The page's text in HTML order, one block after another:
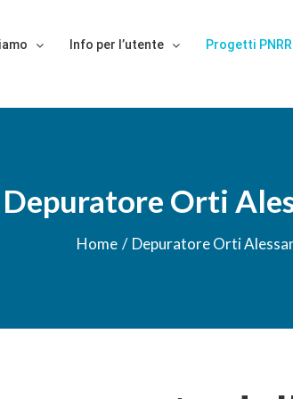
Info per l’utente Progetti PNRR
Depuratore Orti
Home / Depuratore Orti